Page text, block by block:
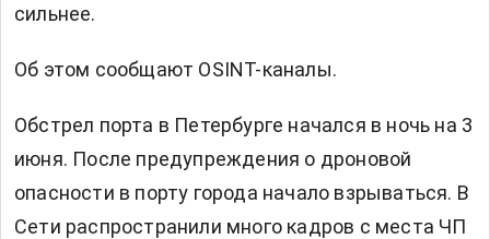
сильнее.
Об этом сообщают OSINT-каналы.
Обстрел порта в Петербурге начался в ночь на 3
июня. После предупреждения о дроновой
опасности в порту города начало взрываться. В
Сети распространили много кадров с места ЧП